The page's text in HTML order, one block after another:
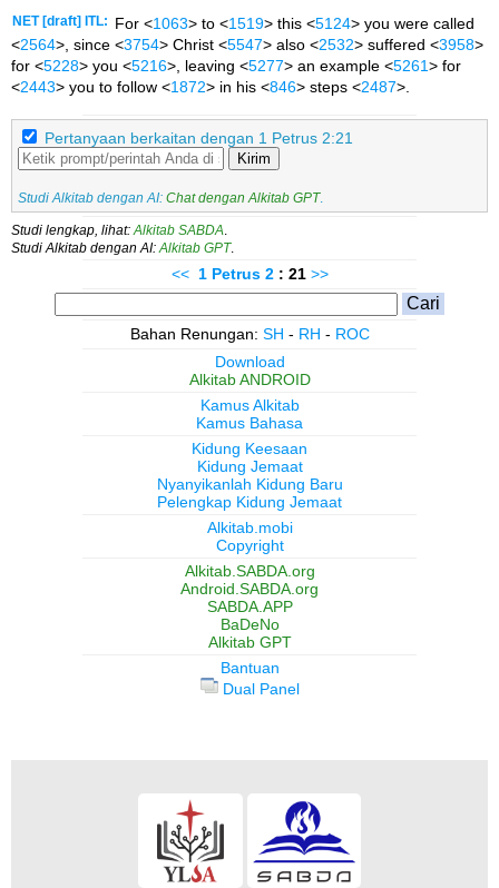
NET [draft] ITL: For <1063> to <1519> this <5124> you were called
<2564>, since <3754> Christ <5547> also <2532> suffered <3958>
for <5228> you <5216>, leaving <5277> an example <5261> for
<2443> you to follow <1872> in his <846> steps <2487>.
Pertanyaan berkaitan dengan 1 Petrus 2:21
Kirim
Studi Alkitab dengan AI: Chat dengan Alkitab GPT.
Studi lengkap, lihat: Alkitab SABDA
Studi Alkitab dengan AI: Alkitab GPT.
<< 1 Petrus 2 : 21 >>
Bahan Renungan: SH - RH - ROC
Download
Alkitab ANDROID
Kamus Alkitab
Kamus Bahasa
Kidung Keesaan
Kidung Jemaat
Nyanyikanlah Kidung Baru
Pelengkap Kidung Jemaat
Alkitab.mobi
Copyright
Alkitab.SABDA.org
Android.SABDA.org
SABDA.APP
BaDeNo
Alkitab GPT
Bantuan
Dual Panel